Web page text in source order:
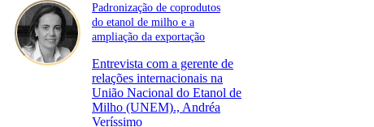
Padronização de coprodutos
do etanol de milho e a
ampliação da exportação
Entrevista com a gerente de
relações internacionais na
União Nacional do Etanol de
Milho (UNEM)., Andréa
Veríssimo